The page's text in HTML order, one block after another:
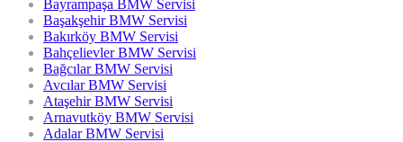
Bayrampaşa BMW Servisi
Başakşehir BMW Servisi
Bakırköy BMW Servisi
Bahçelievler BMW Servisi
Bağcılar BMW Servisi
Avcılar BMW Servisi
Ataşehir BMW Servisi
Arnavutköy BMW Servisi
Adalar BMW Servisi